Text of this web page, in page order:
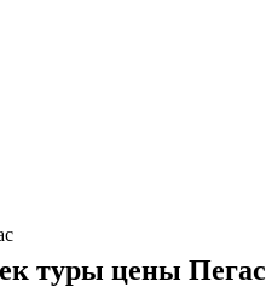
туры цены Пегас